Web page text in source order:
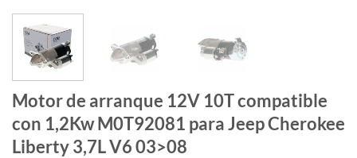
Motor de arranque 12V 10T compatible
con 1,2Kw M0T92081 para Jeep Cherokee
Liberty 3,7L V6 03>08